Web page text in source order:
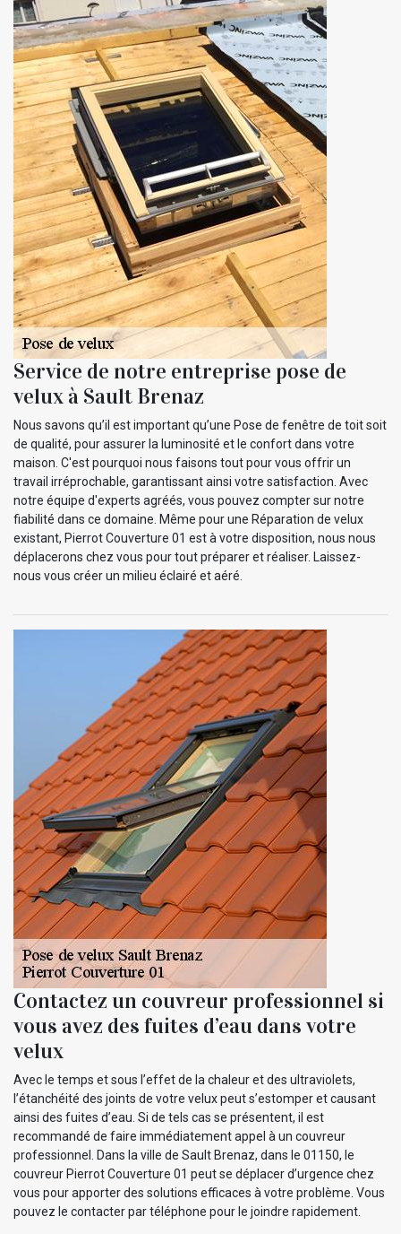
Service de notre entreprise pose de
velux à Sault Brenaz
Nous savons qu’il est important qu’une Pose de fenêtre de toit soit
de qualité, pour assurer la luminosité et le confort dans votre
maison. C'est pourquoi nous faisons tout pour vous offrir un
travail irréprochable, garantissant ainsi votre satisfaction. Avec
notre équipe d'experts agréés, vous pouvez compter sur notre
fiabilité dans ce domaine. Même pour une Réparation de velux
existant, Pierrot Couverture 01 est à votre disposition, nous nous
déplacerons chez vous pour tout préparer et réaliser. Laissez-
nous vous créer un milieu éclairé et aéré.
Contactez un couvreur professionnel si
vous avez des fuites d’eau dans votre
velux
Avec le temps et sous l’effet de la chaleur et des ultraviolets,
l’étanchéité des joints de votre velux peut s’estomper et causant
ainsi des fuites d’eau. Si de tels cas se présentent, il est
recommandé de faire immédiatement appel à un couvreur
professionnel. Dans la ville de Sault Brenaz, dans le 01150, le
couvreur Pierrot Couverture 01 peut se déplacer d’urgence chez
vous pour apporter des solutions efficaces à votre problème. Vous
pouvez le contacter par téléphone pour le joindre rapidement.